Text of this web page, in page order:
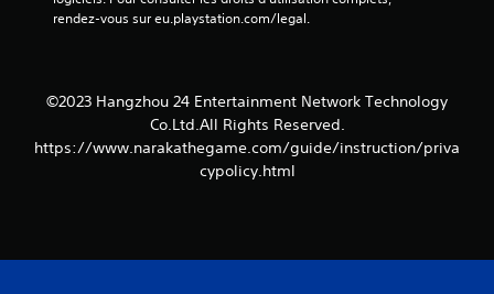
rendez-vous sur eu.playstation.com/legal.
©2023 Hangzhou 24 Entertainment Network Technology
Co.Ltd.All Rights Reserved.
https://www.narakathegame.com/guide/instruction/priva
cypolicy.html